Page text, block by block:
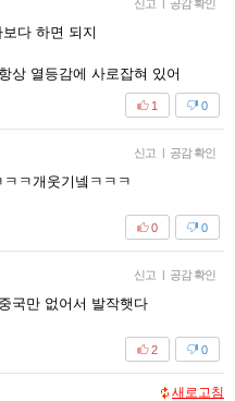
신고 공감 확인
다 하면 되지
상 열등감에 사로잡혀 있어
0
1
신고 공감 확인
ㅋ개웃기넼ㅋㅋㅋ
0
0
신고 공감 확인
국만 없어서 발작햇다
0
2
새로고침